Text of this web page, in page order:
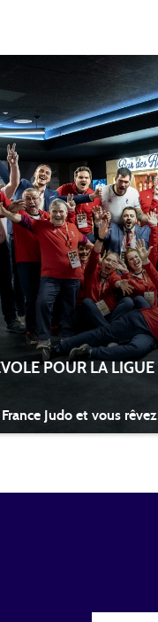
POUR LA
Judo et vous